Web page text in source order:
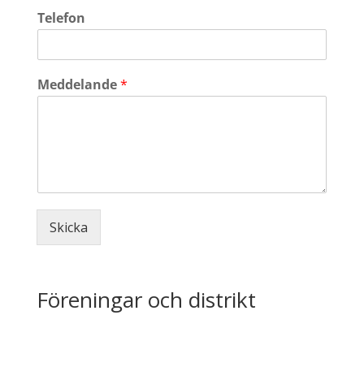
Telefon
Meddelande*
Skicka
Föreningar och distrikt